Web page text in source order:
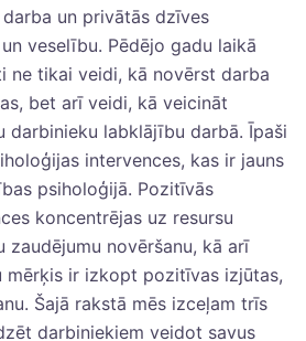
un privātās dzīves
veselību. Pēdējo gadu laikā
ne tikai veidi, kā novērst darba
bet arī veidi, kā veicināt
darbinieku labklājību darbā. Īpaši
intervences, kas ir jauns
psiholoģijā. Pozitīvās
koncentrējas uz resursu
zaudējumu novēršanu, kā arī
mērķis ir izkopt pozitīvas izjūtas,
Šajā rakstā mēs izceļam trīs
darbiniekiem veidot savus